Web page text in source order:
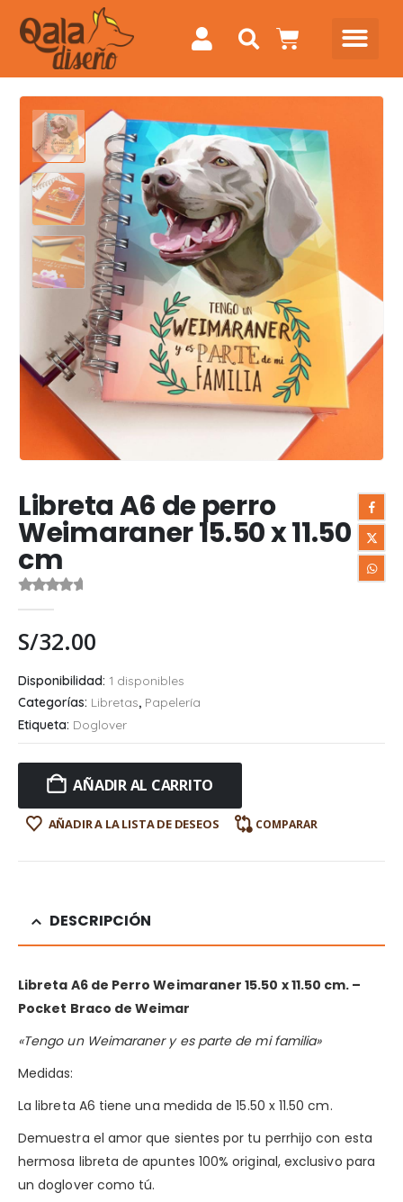
Libreta A6 de perro
Weimaraner 15.50 x 11.50
cm
S/32.00
Disponibilidad: 1 disponibles
Categorías: Libretas, Papelería
Etiqueta: Doglover
AÑADIR AL CARRITO
AÑADIR A LA LISTA DE DESEOS COMPARAR
DESCRIPCIÓN
Libreta A6 de Perro Weimaraner 15.50 x 11.50 cm. –
Pocket Braco de Weimar
«Tengo un Weimaraner y es parte de mi familia»
Medidas:
La libreta A6 tiene una medida de 15.50 x 11.50 cm.
Demuestra el amor que sientes por tu perrhijo con esta
hermosa libreta de apuntes 100% original, exclusivo para
un doglover como tú.